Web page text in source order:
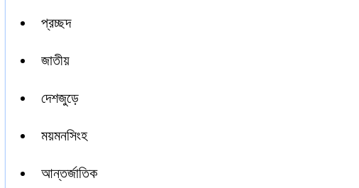
প্রচ্ছদ
জাতীয়
দেশজুড়ে
ময়মনসিংহ
আন্তর্জাতিক